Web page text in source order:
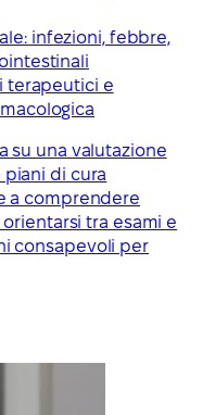
infezioni, febbre,
terapeutici e
su una valutazione
piani di cura
a comprendere
tra esami e
consapevoli per